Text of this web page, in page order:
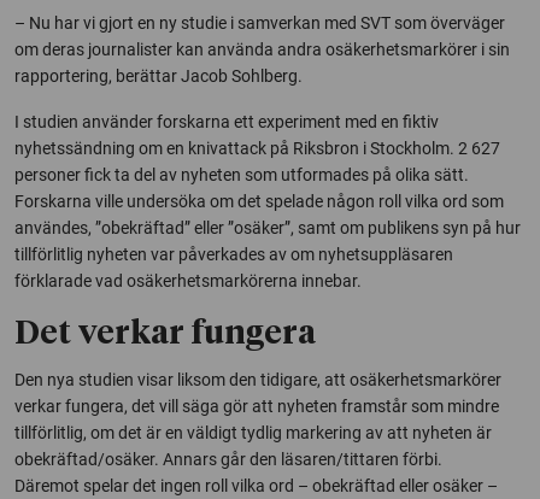
– Nu har vi gjort en ny studie i samverkan med SVT som överväger
om deras journalister kan använda andra osäkerhetsmarkörer i sin
rapportering, berättar Jacob Sohlberg.
I studien använder forskarna ett experiment med en fiktiv
nyhetssändning om en knivattack på Riksbron i Stockholm. 2 627
personer fick ta del av nyheten som utformades på olika sätt.
Forskarna ville undersöka om det spelade någon roll vilka ord som
användes, ”obekräftad” eller ”osäker”, samt om publikens syn på hur
tillförlitlig nyheten var påverkades av om nyhetsuppläsaren
förklarade vad osäkerhetsmarkörerna innebar.
Det verkar fungera
Den nya studien visar liksom den tidigare, att osäkerhetsmarkörer
verkar fungera, det vill säga gör att nyheten framstår som mindre
tillförlitlig, om det är en väldigt tydlig markering av att nyheten är
obekräftad/osäker. Annars går den läsaren/tittaren förbi.
Däremot spelar det ingen roll vilka ord – obekräftad eller osäker –